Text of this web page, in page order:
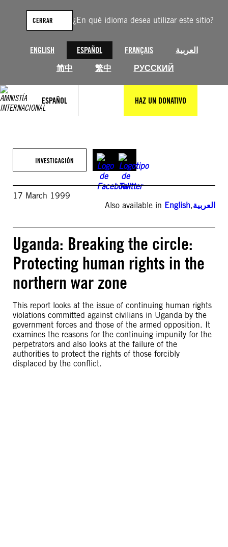
¿En qué idioma desea utilizar este sitio?
ENGLISH ESPAÑOL FRANÇAIS
العربية
简中
繁中 РУССКИЙ
CERRAR
ESPAÑOL HAZ UN DONATIVO
contenido
INVESTIGACIÓN
17 March 1999
Also available in English,العربية
Uganda: Breaking the circle:
Protecting human rights in the
northern war zone
This report looks at the issue of continuing human rights
violations committed against civilians in Uganda by the
government forces and those of the armed opposition. It
examines the reasons for the continuing impunity for the
perpetrators and also looks at the failure of the
authorities to protect the rights of those forcibly
displaced by the conflict.